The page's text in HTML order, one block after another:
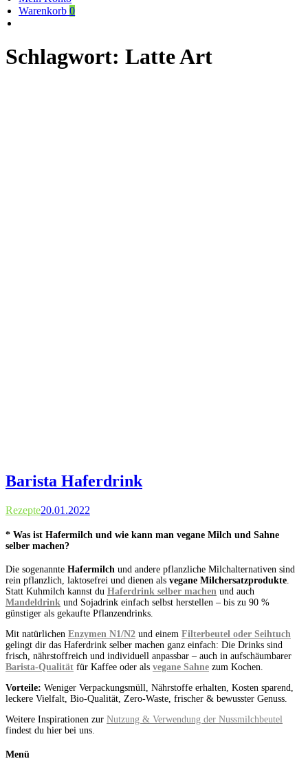
Warenkorb 0
Schlagwort: Latte Art
Barista Haferdrink
Rezepte20.01.2022
* Was ist Hafermilch und wie kann man vegane Milch und Sahne
selber machen?
Die sogenannte Hafermilch und andere pflanzliche Milchalternativen sind
rein pflanzlich, laktosefrei und dienen als vegane Milchersatzprodukte.
Statt Kuhmilch kannst du Haferdrink selber machen und auch
Mandeldrink und Sojadrink einfach selbst herstellen – bis zu 90 %
günstiger als gekaufte Pflanzendrinks.
Mit natürlichen Enzymen N1/N2 und einem Filterbeutel oder Seihtuch
gelingt dir das Haferdrink selber machen ganz einfach: Die Drinks sind
frisch, nährstoffreich und individuell anpassbar – auch in aufschäumbarer
Barista-Qualität für Kaffee oder als vegane Sahne zum Kochen.
Vorteile: Weniger Verpackungsmüll, Nährstoffe erhalten, Kosten sparend,
leckere Vielfalt, Bio-Qualität, Zero-Waste, frischer & bewusster Genuss.
Weitere Inspirationen zur Nutzung & Verwendung der Nussmilchbeutel
findest du hier bei uns.
Menü